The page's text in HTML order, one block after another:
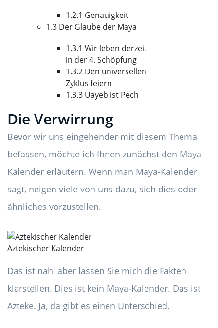
1.2.1 Genauigkeit
1.3 Der Glaube der Maya
1.3.1 Wir leben derzeit
in der 4. Schöpfung
1.3.2 Den universellen
Zyklus feiern
1.3.3 Uayeb ist Pech
Die Verwirrung
Bevor wir uns eingehender mit diesem Thema
befassen, möchte ich Ihnen zunächst den Maya-
Kalender erläutern. Wenn man Maya-Kalender
sagt, neigen viele von uns dazu, sich dies oder
ähnliches vorzustellen.
Aztekischer Kalender
Das ist nah, aber lassen Sie mich die Fakten
klarstellen. Dies ist kein Maya-Kalender. Das ist
Azteke. Ja, da gibt es einen Unterschied.